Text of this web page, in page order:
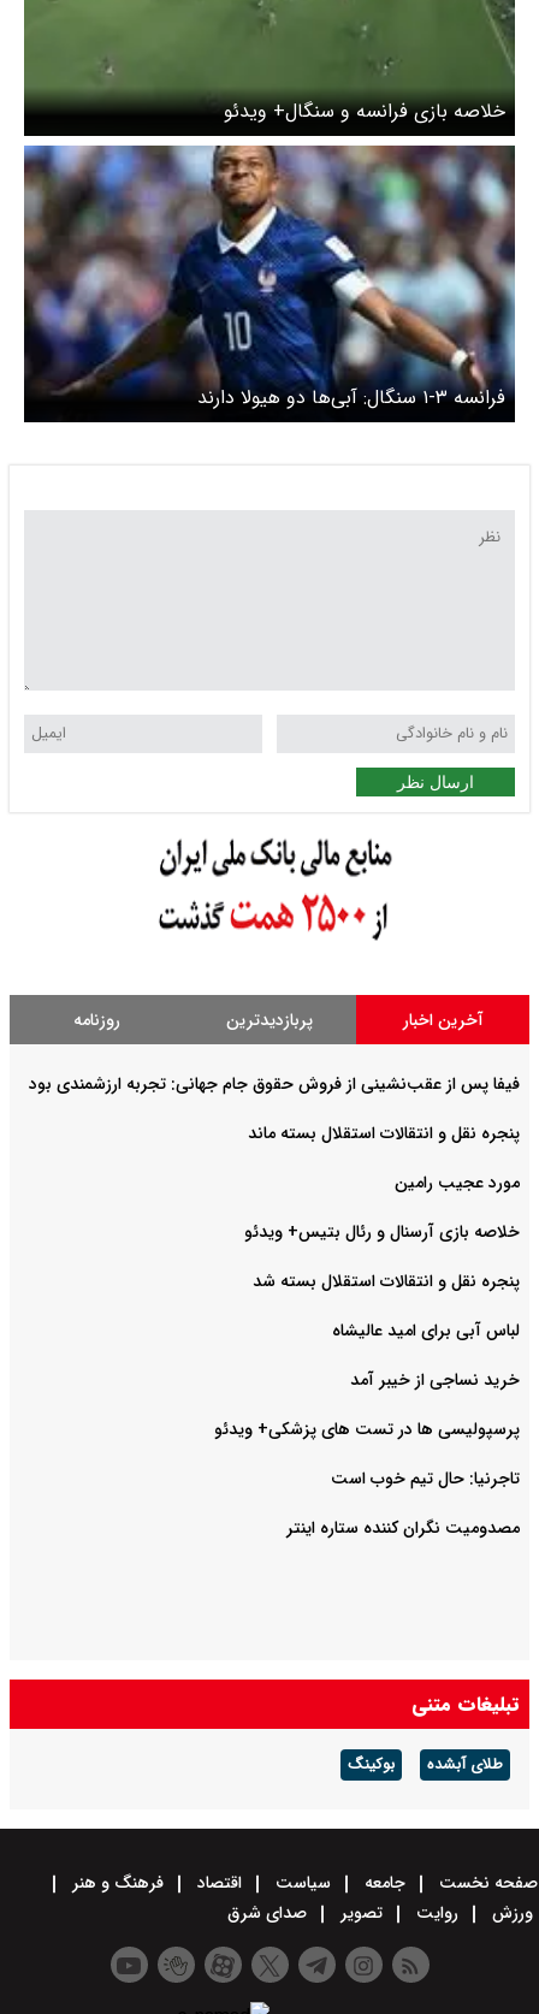
خلاصه بازی فرانسه و سنگال+ ویدئو
فرانسه ۳-۱ سنگال: آبی‌ها دو‌ هیولا دارند
ارسال نظر
آخرین اخبار پربازدیدترین روزنامه
فیفا پس از عقب‌نشینی از فروش حقوق جام جهانی: تجربه ارزشمندی بود
پنجره نقل و انتقالات استقلال بسته ماند
مورد عجیب رامین
خلاصه بازی آرسنال و رئال بتیس+ ویدئو
پنجره نقل و انتقالات استقلال بسته شد
لباس آبی برای امید عالیشاه
خرید نساجی از خیبر آمد
پرسپولیسی ها در تست های پزشکی+ ویدئو
تاجرنیا: حال تیم خوب است
مصدومیت نگران کننده ستاره اینتر
تبلیغات متنی
طلای آبشده بوکینگ
صفحه نخست جامعه سیاست اقتصاد
فرهنگ و هنر
ورزش
روایت تصویر صدای شرق